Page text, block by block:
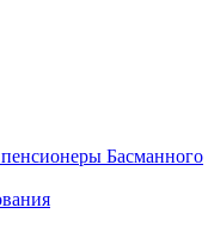
Басманного